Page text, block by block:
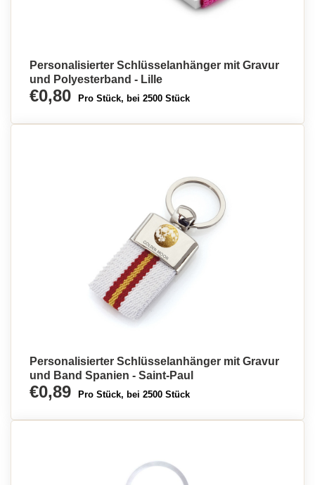
Personalisierter Schlüsselanhänger mit Gravur
und Polyesterband - Lille
€0,80 Pro Stück, bei 2500 Stück
Personalisierter Schlüsselanhänger mit Gravur
und Band Spanien - Saint-Paul
€0,89 Pro Stück, bei 2500 Stück